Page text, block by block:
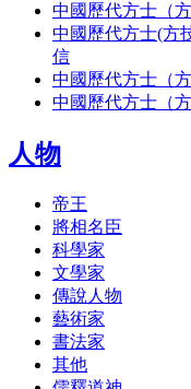
中國歷代方士（
中國歷代方士(方
信
中國歷代方士（
中國歷代方士（
人物
帝王
將相名臣
科學家
文學家
傳說人物
藝術家
書法家
其他